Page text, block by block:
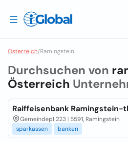
Osterreich/Ramingstein
Durchsuchen von
Österreich
Raiffeisenbank Ramingstein-
Gemeindepl 223 | 5591, Ramingstein
sparkassen
banken